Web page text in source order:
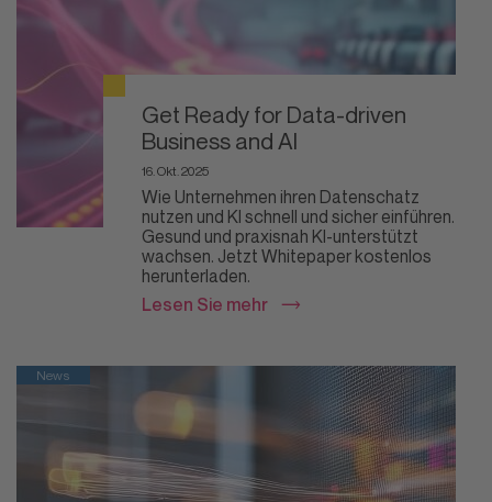
Get Ready for Data-driven
Business and AI
16. Okt. 2025
Wie Unternehmen ihren Datenschatz
nutzen und KI schnell und sicher einführen.
Gesund und praxisnah KI-unterstützt
wachsen. Jetzt Whitepaper kostenlos
herunterladen.
Lesen Sie mehr
News